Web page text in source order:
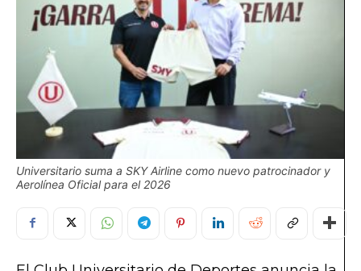
Universitario suma a SKY Airline como nuevo patrocinador y
Aerolínea Oficial para el 2026